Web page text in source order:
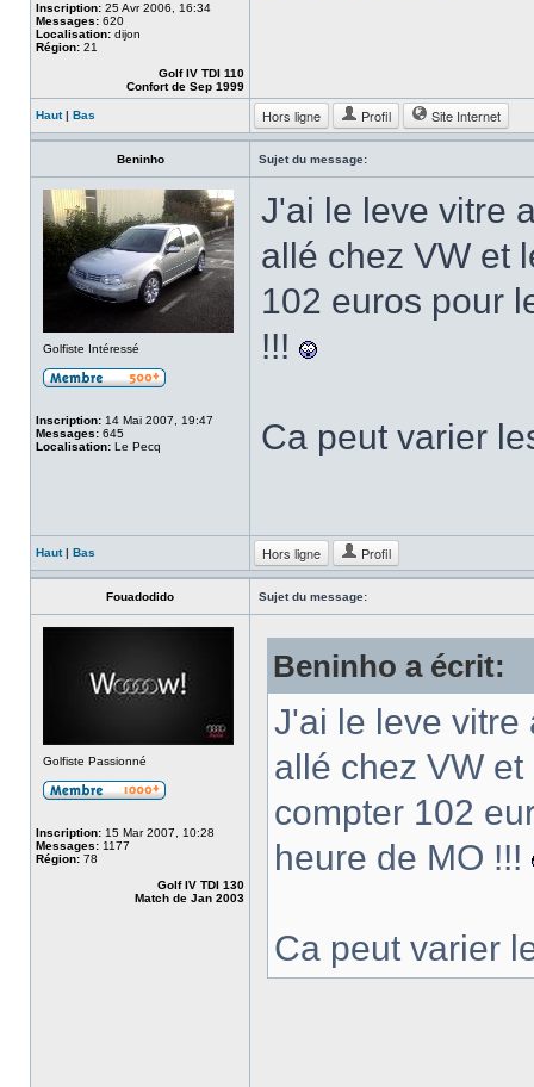
Inscription: 25 Avr 2006, 16:34
Messages: 620
Localisation: dijon
Région: 21
Golf IV TDI 110
Confort de Sep 1999
Haut| Bas Hors ligne Profil Site Internet
Beninho Sujet du message:
Golfiste Intéressé
Inscription: 14 Mai 2007, 19:47
Messages: 645
Localisation: Le Pecq
J'ai le leve vitre
allé chez VW et
102 euros pour
!!!
Ca peut varier
Haut| Bas Hors ligne Profil
Fouadodido Sujet du message:
Golfiste Passionné
Inscription: 15 Mar 2007, 10:28
Messages: 1177
Région: 78
Golf IV TDI 130
Match de Jan 2003
Beninho a écrit:
J'ai le leve vitre
allé chez VW
compter 102
heure de MO !!!
Ca peut varier